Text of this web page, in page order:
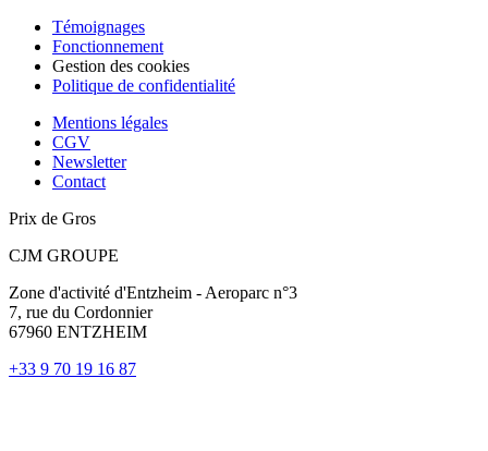
Témoignages
Fonctionnement
Gestion des cookies
Politique de confidentialité
Mentions légales
CGV
Newsletter
Contact
Prix de Gros
CJM GROUPE
Zone d'activité d'Entzheim - Aeroparc n°3
7, rue du Cordonnier
67960 ENTZHEIM
+33 9 70 19 16 87